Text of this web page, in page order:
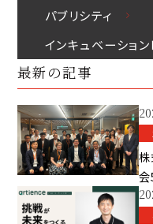
パブリシティ
インキュベーショ
最新の記事
会